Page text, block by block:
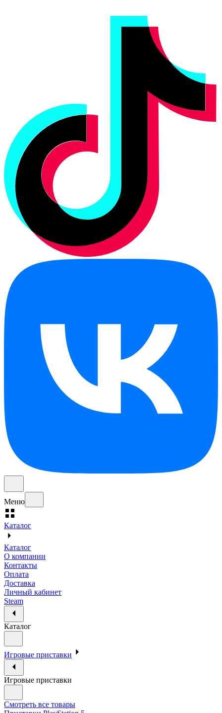
Меню
Каталог
Каталог
О компании
Контакты
Оплата
Доставка
Личный кабинет
Steam
Каталог
Игровые приставки
Игровые приставки
Смотреть все товары